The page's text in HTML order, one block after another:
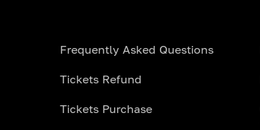
Frequently Asked Questions
Tickets Refund
Tickets Purchase